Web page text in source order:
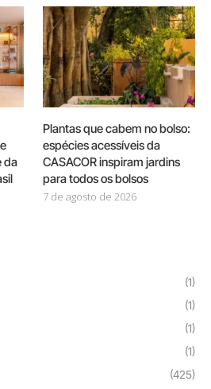
da
Plantas que cabem no bolso:
espécies acessíveis da
CASACOR inspiram jardins
para todos os bolsos
7 de agosto de 2026
(1)
(1)
(1)
(1)
(425)